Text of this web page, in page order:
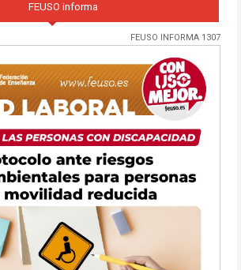
FEUSO informa
FEUSO INFORMA 1307